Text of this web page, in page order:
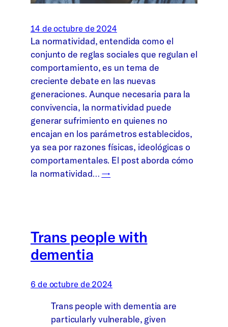
14 de octubre de 2024
La normatividad, entendida como el
conjunto de reglas sociales que regulan el
comportamiento, es un tema de
creciente debate en las nuevas
generaciones. Aunque necesaria para la
convivencia, la normatividad puede
generar sufrimiento en quienes no
encajan en los parámetros establecidos,
ya sea por razones físicas, ideológicas o
comportamentales. El post aborda cómo
la normatividad… →
Trans people with
dementia
6 de octubre de 2024
Trans people with dementia are
particularly vulnerable, given